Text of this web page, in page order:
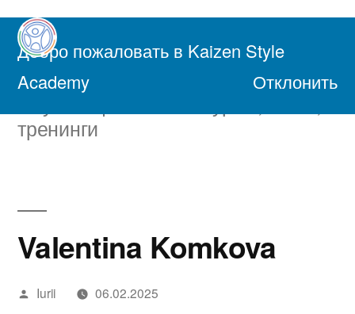
Добро пожаловать в Kaizen Style
Academy
Отклонить
Перейти
содержимому
Академия Осознанной Жизни
тренинги
Valentina Komkova
Написано
Iurii 06.02.2025